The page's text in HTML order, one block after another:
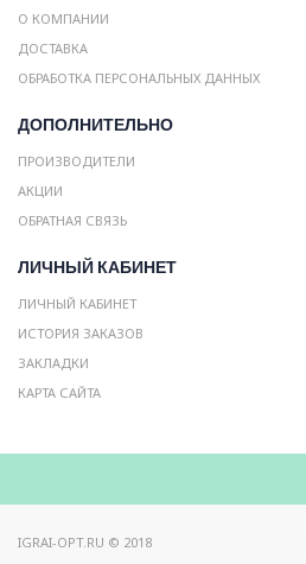
О КОМПАНИИ
ДОСТАВКА
ОБРАБОТКА ПЕРСОНАЛЬНЫХ ДАННЫХ
ДОПОЛНИТЕЛЬНО
ПРОИЗВОДИТЕЛИ
АКЦИИ
ОБРАТНАЯ СВЯЗЬ
ЛИЧНЫЙ КАБИНЕТ
ЛИЧНЫЙ КАБИНЕТ
ИСТОРИЯ ЗАКАЗОВ
ЗАКЛАДКИ
КАРТА САЙТА
IGRAI-OPT.RU © 2018